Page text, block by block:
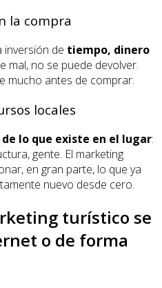
la compra
inversión de tiempo, dinero
mal, no se puede devolver.
mucho antes de comprar.
locales
lo que existe en el lugar:
gente. El marketing
en gran parte, lo que ya
nuevo desde cero.
turístico se
o de forma